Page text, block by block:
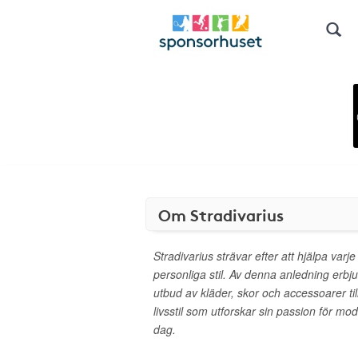
Om Stradivarius
Stradivarius strävar efter att hjälpa
personliga stil. Av denna anledning
utbud av kläder, skor och accessoarer
livsstil som utforskar sin passion för
dag.